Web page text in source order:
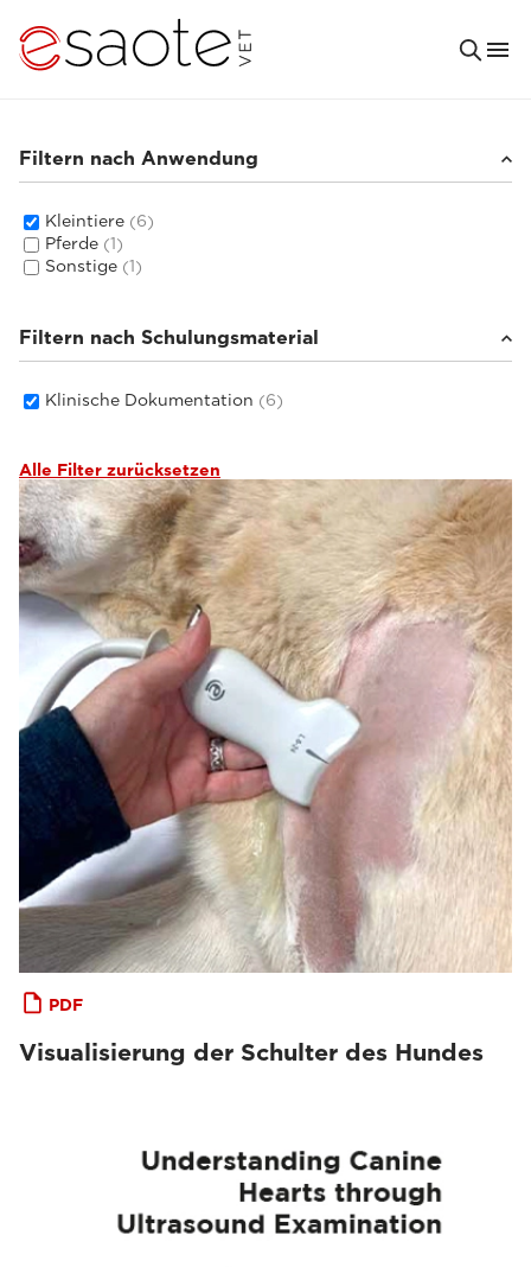
Filtern nach Anwendung
Kleintiere (6)
Pferde (1)
Sonstige (1)
Filtern nach Schulungsmaterial
Klinische Dokumentation (6)
Alle Filter zurücksetzen
PDF
Visualisierung der Schulter des Hundes